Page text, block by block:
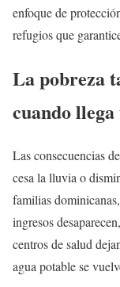
enfoque de
refugios que
La pobreza
cuando llega
Las consecuencias
cesa la lluvia o
familias
ingresos
centros de salud
agua potable se